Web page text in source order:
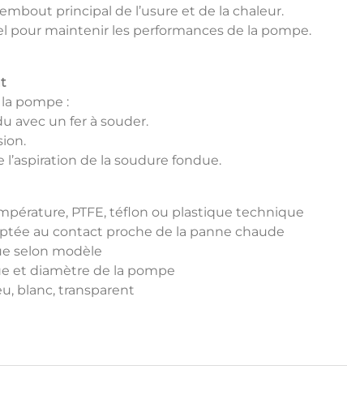
principal de l’usure et de la chaleur.
pour maintenir les performances de la pompe.
pompe :
avec un fer à souder.
de la soudure fondue.
PTFE, téflon ou plastique technique
au contact proche de la panne chaude
selon modèle
et diamètre de la pompe
blanc, transparent